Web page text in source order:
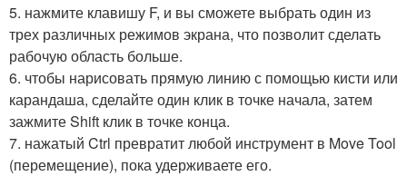
5. нажмите клавишу F, и вы сможете выбрать один из
трех различных режимов экрана, что позволит сделать
рабочую область больше.
6. чтобы нарисовать прямую линию с помощью кисти или
карандаша, сделайте один клик в точке начала, затем
зажмите Shift клик в точке конца.
7. нажатый Ctrl превратит любой инструмент в Move Tool
(перемещение), пока удерживаете его.